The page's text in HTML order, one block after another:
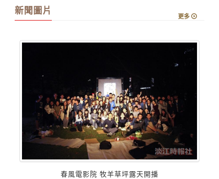
新聞圖片
更多
春風電影院 牧羊草坪露天開播